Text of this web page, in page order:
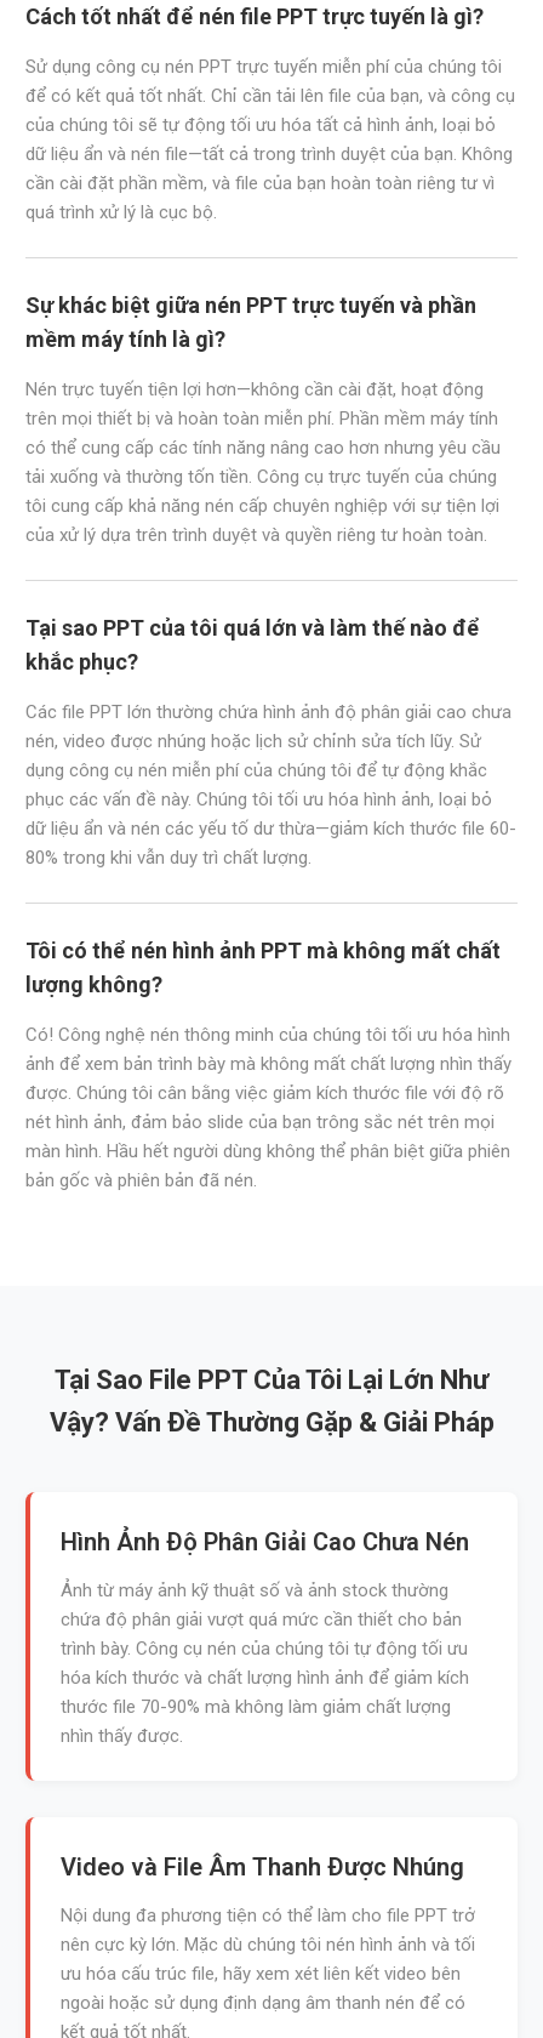
Cách tốt nhất để nén file PPT trực tuyến là gì?
Sử dụng công cụ nén PPT trực tuyến miễn phí của chúng tôi
để có kết quả tốt nhất. Chỉ cần tải lên file của bạn, và công cụ
của chúng tôi sẽ tự động tối ưu hóa tất cả hình ảnh, loại bỏ
dữ liệu ẩn và nén file—tất cả trong trình duyệt của bạn. Không
cần cài đặt phần mềm, và file của bạn hoàn toàn riêng tư vì
quá trình xử lý là cục bộ.
Sự khác biệt giữa nén PPT trực tuyến và phần
mềm máy tính là gì?
Nén trực tuyến tiện lợi hơn—không cần cài đặt, hoạt động
trên mọi thiết bị và hoàn toàn miễn phí. Phần mềm máy tính
có thể cung cấp các tính năng nâng cao hơn nhưng yêu cầu
tải xuống và thường tốn tiền. Công cụ trực tuyến của chúng
tôi cung cấp khả năng nén cấp chuyên nghiệp với sự tiện lợi
của xử lý dựa trên trình duyệt và quyền riêng tư hoàn toàn.
Tại sao PPT của tôi quá lớn và làm thế nào để
khắc phục?
Các file PPT lớn thường chứa hình ảnh độ phân giải cao chưa
nén, video được nhúng hoặc lịch sử chỉnh sửa tích lũy. Sử
dụng công cụ nén miễn phí của chúng tôi để tự động khắc
phục các vấn đề này. Chúng tôi tối ưu hóa hình ảnh, loại bỏ
dữ liệu ẩn và nén các yếu tố dư thừa—giảm kích thước file 60-
80% trong khi vẫn duy trì chất lượng.
Tôi có thể nén hình ảnh PPT mà không mất chất
lượng không?
Có! Công nghệ nén thông minh của chúng tôi tối ưu hóa hình
ảnh để xem bản trình bày mà không mất chất lượng nhìn thấy
được. Chúng tôi cân bằng việc giảm kích thước file với độ rõ
nét hình ảnh, đảm bảo slide của bạn trông sắc nét trên mọi
màn hình. Hầu hết người dùng không thể phân biệt giữa phiên
bản gốc và phiên bản đã nén.
Tại Sao File PPT Của Tôi Lại Lớn Như
Vậy? Vấn Đề Thường Gặp & Giải Pháp
Hình Ảnh Độ Phân Giải Cao Chưa Nén
Ảnh từ máy ảnh kỹ thuật số và ảnh stock thường
chứa độ phân giải vượt quá mức cần thiết cho bản
trình bày. Công cụ nén của chúng tôi tự động tối ưu
hóa kích thước và chất lượng hình ảnh để giảm kích
thước file 70-90% mà không làm giảm chất lượng
nhìn thấy được.
Video và File Âm Thanh Được Nhúng
Nội dung đa phương tiện có thể làm cho file PPT trở
nên cực kỳ lớn. Mặc dù chúng tôi nén hình ảnh và tối
ưu hóa cấu trúc file, hãy xem xét liên kết video bên
ngoài hoặc sử dụng định dạng âm thanh nén để có
kết quả tốt nhất.